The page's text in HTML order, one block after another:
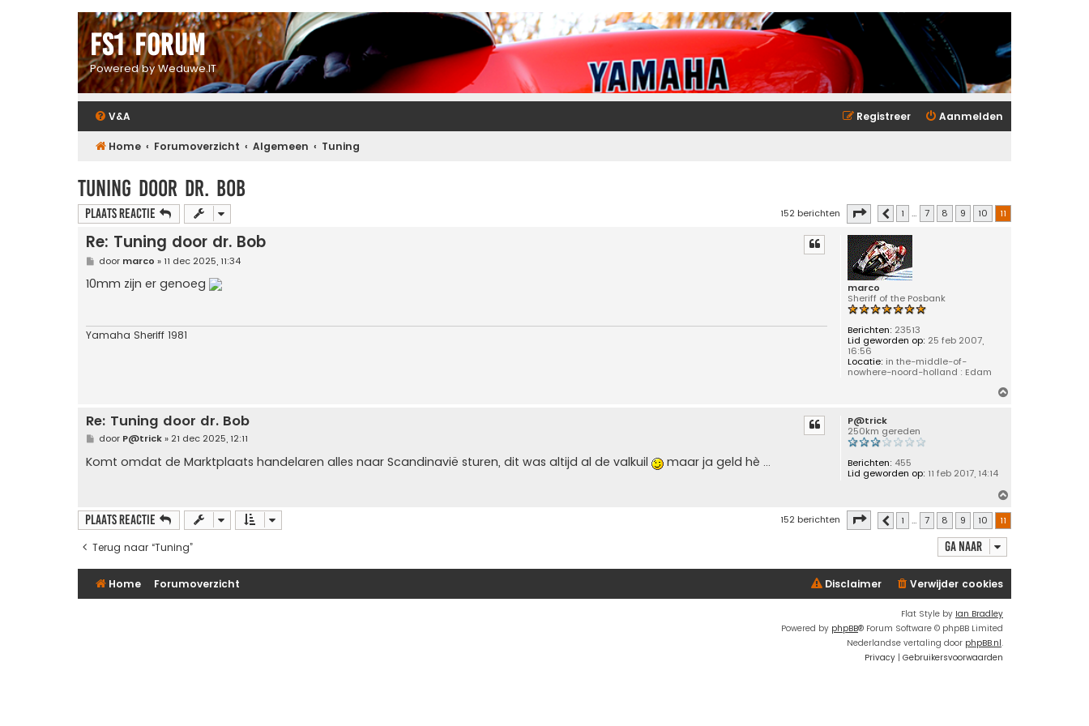
FS1 forum
Powered by Weduwe.IT
V&A Aanmelden
Registreer
Home Forumoverzicht Algemeen Tuning
Tuning door dr. Bob
Plaats reactie 152 berichten Pagina 11 van
Vorige
1 … 7 8 9 10 11
marco
Sheriff of the Posbank
Berichten: 23513
Lid geworden op: 25 feb 2007,
16:56
Locatie: in the-middle-of-
nowhere-noord-holland : Edam
Re: Tuning door dr. Bob
B
r
i
t
door marco » 11 dec 2025, 11:34
10mm zijn er genoeg
Yamaha Sheriff 1981
P@trick
250km gereden
Berichten: 455
Lid geworden op: 11 feb 2017, 14:14
Re: Tuning door dr. Bob
B
r
i
door P@trick» 21 dec 2025, 12:11
Komt omdat de Marktplaats handelaren alles naar Scandinavië sturen, dit was altijd al de valkuil maar ja geld hè …
m
g
Plaats reactie 152 berichten Pagina 11 van
Vorige
1 … 7 8 9 10 11
Terug naar “Tuning” Ga naar
Home Forumoverzicht Verwijder cookies
Disclaimer
Flat Style by Ian Bradley
Powered by phpBB® Forum Software © phpBB Limited
Nederlandse vertaling door phpBB.nl.
Privacy | Gebruikersvoorwaarden